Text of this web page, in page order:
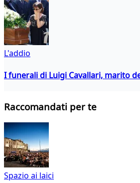
L'addio
I funerali di Luigi Cavallari, marito
Raccomandati per te
Spazio ai laici